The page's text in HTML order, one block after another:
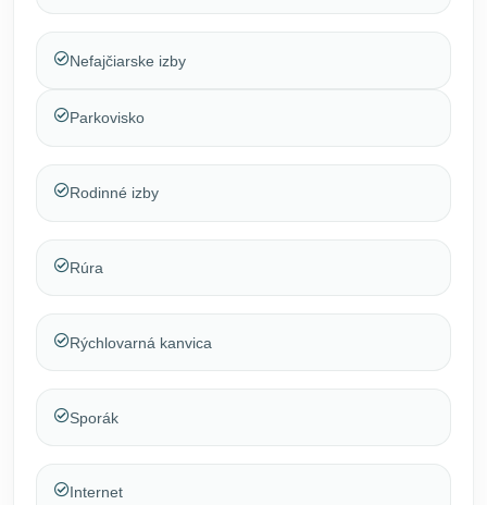
Nefajčiarske izby
Parkovisko
Rodinné izby
Rúra
Rýchlovarná kanvica
Sporák
Internet